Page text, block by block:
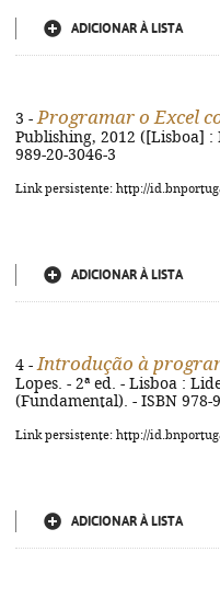
ADICIONAR À LISTA
3 - Programar o Excel
Publishing, 2012 ([Lisboa] :
989-20-3046-3
Link persistente: http://
ADICIONAR À LISTA
4 - Introdução à
Lopes. - 2ª ed. - Lisboa :
(Fundamental). - ISBN 978-
Link persistente: http://
ADICIONAR À LISTA